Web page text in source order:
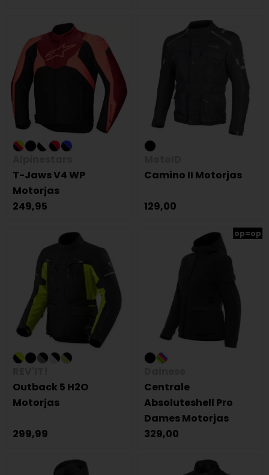
T-Jaws V4 WP
Motorjas
249,95
Camino II Motorjas
129,00
Outback 5 H2O
Motorjas
299,99
op=op
Centrale
Absoluteshell Pro
Dames Motorjas
329,00